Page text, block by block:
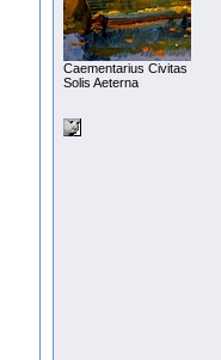
Сaementarius Civitas
Solis Aeterna